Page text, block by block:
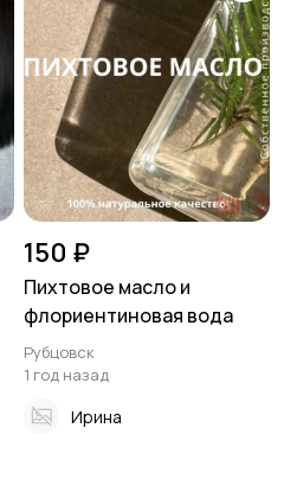
150 ₽
Пихтовое масло и
флориентиновая вода
Рубцовск
1 год назад
Ирина